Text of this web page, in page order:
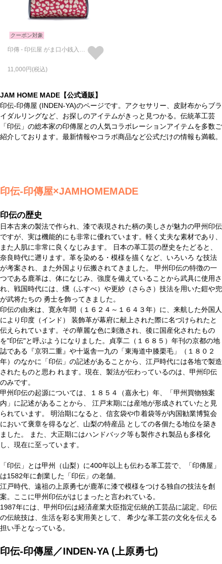
クーポン対象
印傳 - 印伝屋 がま口小銭入れ/コインケース RED×WHITE レオパード柄
11,000
JAM HOME MADE【公式通販】
印伝-印傳屋 (INDEN-YA)のページです。アクセサリー、皮財布からブラ
イダルリングなど、お探しのアイテムがきっと見つかる。伝統革工芸
「印伝」の総本家の印傳屋との人気コラボレーションアイテムを多数ご
紹介しております。最新情報やコラボ商品など公式だけの情報も満載。
印伝-印傳屋×JAMHOMEMADE
印伝の歴史
日本古来の製法で作られ、漆で表現された柄の美しさが魅力の甲州印伝
ですが、実は機能的にも非常に優れています。軽く丈夫な素材であり、
また人肌に非常に良くなじみます。 日本の革工芸の歴史をたどると、
奈良時代に遡ります。革を染める・模様を描くなど、いろいろ な技法
が考案され、また外国より伝搬されてきました。 甲州印伝の特徴の一
つである鹿革は、体になじみ、強度を備えていることから武具に使用さ
れ、戦国時代には、燻（ふすべ）や更紗（さらさ）技法を用いた鎧や兜
が武将たちの 勇士を飾ってきました。
印伝の由来は、寛永年間（１６２４～１６４３年）に、来航した外国人
により印度（インド） 装飾革が幕府に献上された際に名づけられたと
伝えられています。その華麗な色に刺激され、後に国産化されたもの
を"印伝"と呼ぶようになりました。貞享二（１６８５）年刊の京都の地
誌である『京羽二重』や十返舎一九の「東海道中膝栗毛」（１８０２
年）のなかに「印伝」の記述があることから、江戸時代には各地で製造
されたものと思わ れます。現在、製法が伝わっているのは、甲州印伝
のみです。
甲州印伝の起源については、１８５４（嘉永七）年、「甲州買物独案
内」に記述があることから、 江戸末期には産地が形成されていたと見
られています。 明治期になると、信玄袋や巾着袋等が内国勧業博覧会
において褒章を得るなど、山梨の特産品 としての各個たる地位を築き
ました。 また、大正期にはハンドバック等も製作され製品も多様化
し、現在に至っています。
「印伝」とは甲州（山梨）に400年以上も伝わる革工芸で、「印傳屋」
は1582年に創業した「印伝」の老舗。
江戸時代、遠祖の上原勇七が鹿革に漆で模様をつける独自の技法を創
案。ここに甲州印伝がはじまったと言われている。
1987年には、甲州印伝は経済産業大臣指定伝統的工芸品に認定。印伝
の伝統技は、生活を彩る実用美として、 希少な革工芸の文化を伝える
担い手となっている。
印伝-印傳屋／INDEN-YA (上原勇七)